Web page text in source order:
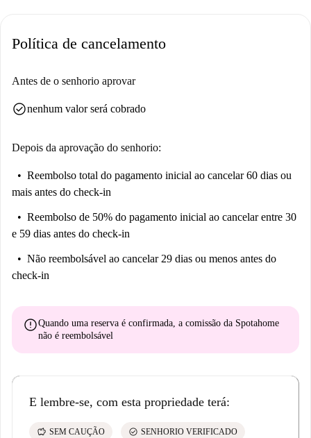
Stary Sobieski Giwk contribuem para o charme do bairro, enriquecendo
Política de cancelamento
Antes de o senhorio aprovar
check_circlenenhum valor será cobrado
Depois da aprovação do senhorio:
Reembolso total do pagamento inicial ao cancelar 60 dias ou
mais antes do check-in
Reembolso de 50% do pagamento inicial ao cancelar entre 30
e 59 dias antes do check-in
Não reembolsável ao cancelar 29 dias ou menos antes do
check-in
errorQuando uma reserva é confirmada, a comissão da Spotahome
não é reembolsável
E lembre-se, com esta propriedade terá:
savings SEM CAUÇÃO check_circle SENHORIO VERIFICADO